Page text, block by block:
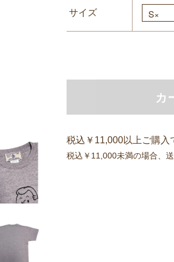
サイズ
カ
税込￥11,000以上ご購入
税込￥11,000未満の場合、